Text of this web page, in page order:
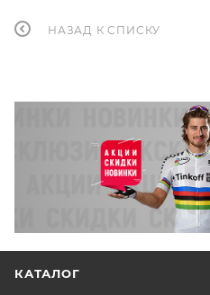
НАЗАД К СПИСКУ
КАТАЛОГ